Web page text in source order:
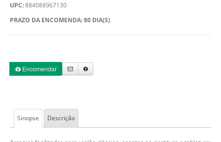
UPC:884088967130
PRAZO DA ENCOMENDA: 80 DIA(S)
Encomendar
Sinopse Descrição